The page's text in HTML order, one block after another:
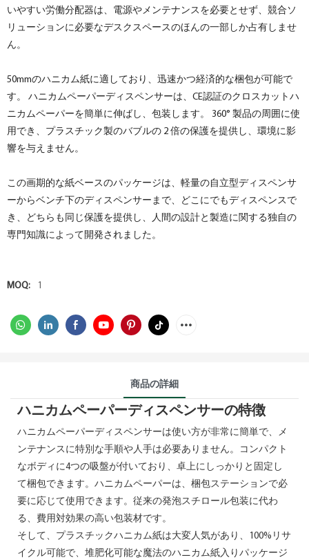
いやすい労働分配器は、電源やメンテナンスを必要とせず、競合ソ
リューションに必要なデスクスペースのほんの一部しか占有しませ
ん。
50mmのハニカム紙に適しており、迅速かつ経済的な梱包が可能で
す。 ハニカムペーパーディスペンサーは、CE認証のクロスカットハ
ニカムペーパーを簡単に伸ばし、包装します。 360° 製品の周囲に使
用でき、プラスチック製のバブルの 2 倍の保護を提供し、環境に影
響を与えません。
この画期的な紙ベースのパッケージは、軽量の自立型ディスペンサ
ーからベンチ下のディスペンサーまで、どこにでもディスペンスで
き、どちらも同じ保護を提供し、人間の設計と製造に関する独自の
専門知識によって開発されました。
MOQ: 1
商品の詳細
ハニカムペーパーディスペンサーの特徴
ハニカムペーパーディスペンサーは使い方が非常に簡単で、メ
ンテナンスに特別な手順や人手は必要ありません。コンパクト
なボディに4つの吸盤が付いており、卓上にしっかりと固定し
て梱包できます。ハニカムペーパーは、梱包ステーションで必
要に応じて使用できます。従来の発泡スチロール包装に代わ
る、費用対効果の高い包装材です。
そして、プラスチックハニカム紙は大変人気があり、100%リサ
イクル可能で、堆肥化可能な魔法のハニカム紙入りパッケージ